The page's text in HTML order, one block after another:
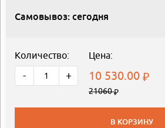
Самовывоз: сегодня
Количество:
- +
Цена:
10 530.00
21060
В КОРЗИНУ